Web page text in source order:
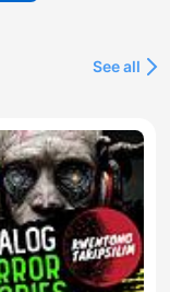
See all